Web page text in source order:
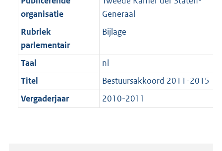
t
a
t
b
b
organisatie
Generaal
Rubriek
parlementair
Bijlage
Taal
nl
Titel
Bestuursakkoord 2011-2015
Vergaderjaar
2010-2011